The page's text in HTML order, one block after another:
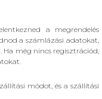
a megrendelés
a számlázási adatokat,
még nincs regisztrációd,
módot, és a szállítási